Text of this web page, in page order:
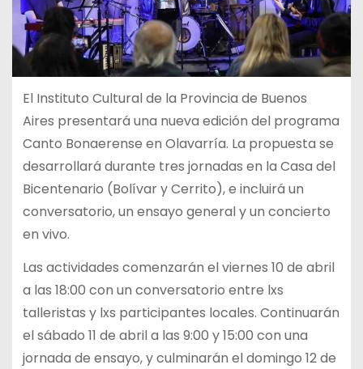
El Instituto Cultural de la Provincia de Buenos
Aires presentará una nueva edición del programa
Canto Bonaerense en Olavarría. La propuesta se
desarrollará durante tres jornadas en la Casa del
Bicentenario (Bolívar y Cerrito), e incluirá un
conversatorio, un ensayo general y un concierto
en vivo.
Las actividades comenzarán el viernes 10 de abril
a las 18:00 con un conversatorio entre lxs
talleristas y lxs participantes locales. Continuarán
el sábado 11 de abril a las 9:00 y 15:00 con una
jornada de ensayo, y culminarán el domingo 12 de